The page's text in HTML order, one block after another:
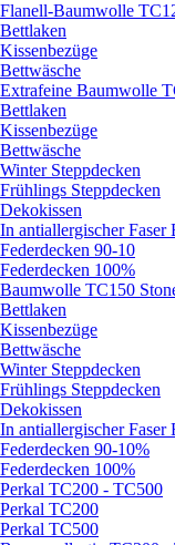
Flanell-Baumwolle
Bettlaken
Kissenbezüge
Bettwäsche
Extrafeine Baumwolle
Bettlaken
Kissenbezüge
Bettwäsche
Winter Steppdecken
Frühlings Steppdecken
Dekokissen
In antiallergischer Faser
Federdecken 90-10
Federdecken 100%
Baumwolle TC150
Bettlaken
Kissenbezüge
Bettwäsche
Winter Steppdecken
Frühlings Steppdecken
Dekokissen
In antiallergischer Faser
Federdecken 90-10%
Federdecken 100%
Perkal TC200 - TC500
Perkal TC200
Perkal TC500